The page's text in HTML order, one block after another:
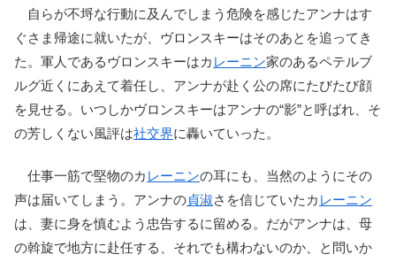
自らが不埒な行動に及んでしまう危険を感じたアンナはす
ぐさま帰途に就いたが、ヴロンスキーはそのあとを追ってき
た。軍人であるヴロンスキーはカ レーニン家のあるペテルブ
ルグ近くにあえて着任し、アンナが赴く公の席にたびたび顔
を見せる。いつしかヴロンスキーはアンナの“影”と呼ばれ、そ
の芳しくない風評は社交界に轟いていった。
仕事一筋で堅物のカ レーニンの耳にも、当然のようにその
声は届いてしまう。アンナの貞淑さを信じていたカ レーニン
は、妻に身を慎むよう忠告するに留める。だがアンナは、母
の斡旋で地方に赴任する、それでも構わないのか、と問いか